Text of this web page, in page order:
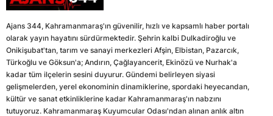
Ajans 344, Kahramanmaraş'ın güvenilir, hızlı ve kapsamlı haber portalı
olarak yayın hayatını sürdürmektedir. Şehrin kalbi Dulkadiroğlu ve
Onikişubat'tan, tarım ve sanayi merkezleri Afşin, Elbistan, Pazarcık,
Türkoğlu ve Göksun'a; Andırın, Çağlayancerit, Ekinözü ve Nurhak'a
kadar tüm ilçelerin sesini duyurur. Gündemi belirleyen siyasi
gelişmelerden, yerel ekonominin dinamiklerine, spordaki heyecandan,
kültür ve sanat etkinliklerine kadar Kahramanmaraş'ın nabzını
tutuyoruz. Kahramanmaraş Kuyumcular Odası'ndan alınan anlık altın